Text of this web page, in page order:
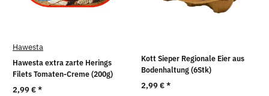
Hawesta
Hawesta extra zarte Herings
Filets Tomaten-Creme (200g)
2,99 €*
Kott Sieper Regionale Eier aus
Bodenhaltung (6Stk)
2,99 €*